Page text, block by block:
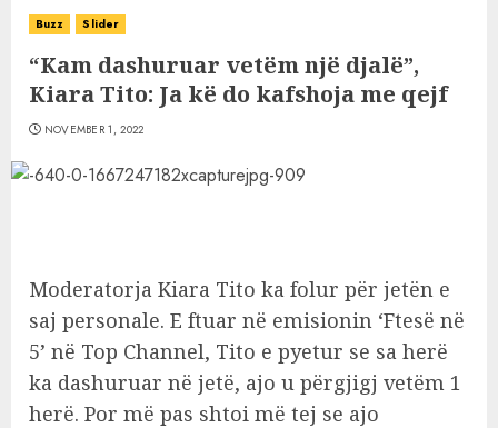
Buzz Slider
“Kam dashuruar vetëm një djalë”,
Kiara Tito: Ja kë do kafshoja me qejf
NOVEMBER 1, 2022
Moderatorja Kiara Tito ka folur për jetën e
saj personale. E ftuar në emisionin ‘Ftesë në
5’ në Top Channel, Tito e pyetur se sa herë
ka dashuruar në jetë, ajo u përgjigj vetëm 1
herë. Por më pas shtoi më tej se ajo